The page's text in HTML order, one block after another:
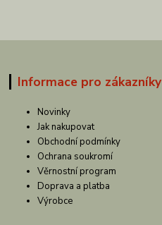
Informace pro zákazníky
Novinky
Jak nakupovat
Obchodní podmínky
Ochrana soukromí
Věrnostní program
Doprava a platba
Výrobce